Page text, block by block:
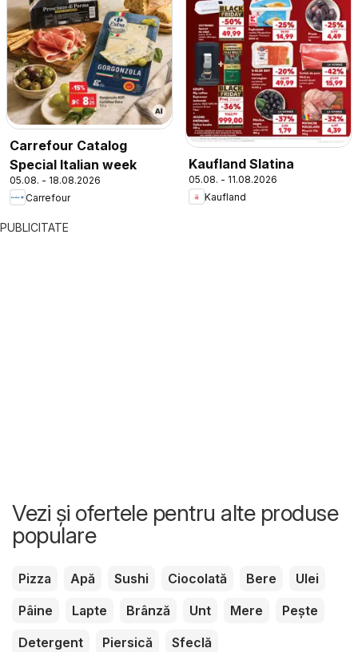
Carrefour Catalog
Special Italian week
05.08. - 18.08.2026
Carrefour
Kaufland Slatina
05.08. - 11.08.2026
Kaufland
PUBLICITATE
Vezi și ofertele pentru alte produse
populare
Pizza Apă Sushi Ciocolată Bere
Ulei
Pâine
Lapte Brânză Unt Mere
Pește
Detergent
Piersică
Sfeclă